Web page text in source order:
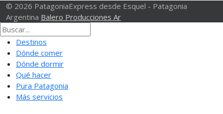
© 2026 PatagoniaExpress desde Esquel - Patagonia
Argentina Balero Producciones Ar
Destinos
Dónde comer
Dónde dormir
Qué hacer
Pura Patagonia
Más servicios